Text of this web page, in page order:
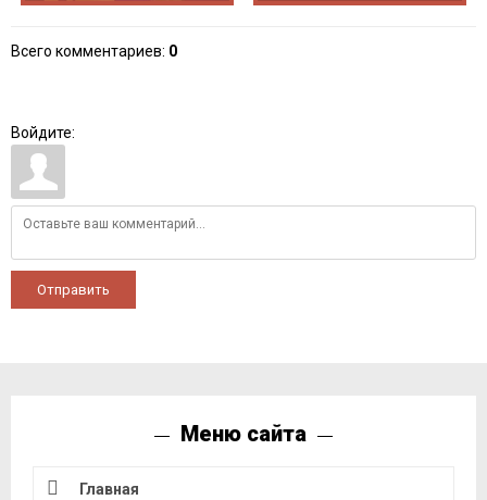
Всего комментариев: 0
Войдите:
Отправить
Меню сайта
Главная